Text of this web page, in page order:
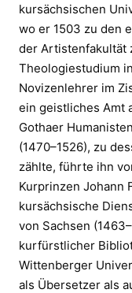
kursächsischen
wo er 1503 zu den
der Artistenfakultät
Theologiestudium
Novizenlehrer im
ein geistliches Amt
Gothaer
(1470–1526), zu
zählte, führte ihn
Kurprinzen Johann
kursächsische
von Sachsen
kurfürstlicher
Wittenberger
als Übersetzer als